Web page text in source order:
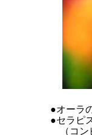
●オーラ
●セラピ
（コン